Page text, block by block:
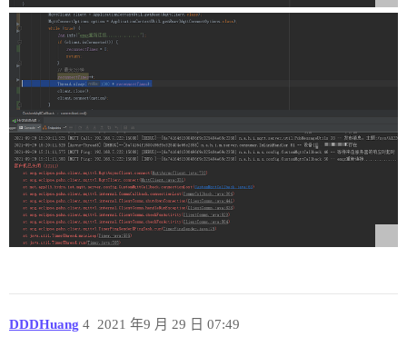
DDDHuang 2021 年9 月 29 日 07:49
4